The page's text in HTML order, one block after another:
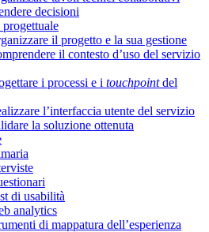
decisioni
il progetto e la sua gestione
il contesto d’uso del servizio
i processi e i touchpointdel
l’interfaccia utente del servizio
la soluzione ottenuta
di usabilità
analytics
di mappatura dell’esperienza